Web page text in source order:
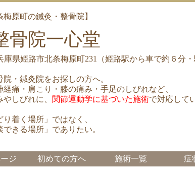
梅原町の鍼灸・整骨院】
骨院一心堂
庫県姫路市北条梅原町231（姫路駅から車で約６分・
・鍼灸院をお探しの方へ。
経痛・肩こり・膝の痛み・手足のしびれなど、
しびれに、 関節運動学に基づいた施術で対応して
り着く場所」ではなく、
できる場所」でありたい。
ジ 初めての方へ 施術一覧 症